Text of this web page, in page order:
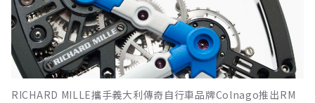
RICHARD MILLE攜手義大利傳奇自行車品牌Colnago推出RM